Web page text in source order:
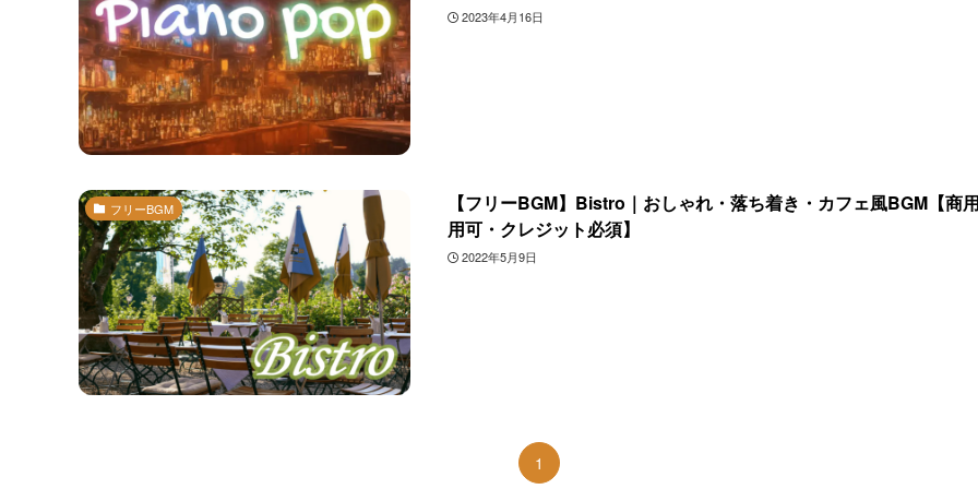
2023年4月16日
フリーBGM
【フリーBGM】Bistro｜おしゃれ・落ち着き・カフェ風BGM【商
用可・クレジット必須】
2022年5月9日
1